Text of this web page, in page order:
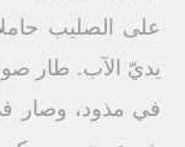
على الصليب
يديّ الآب. طار
في مذود، وصار